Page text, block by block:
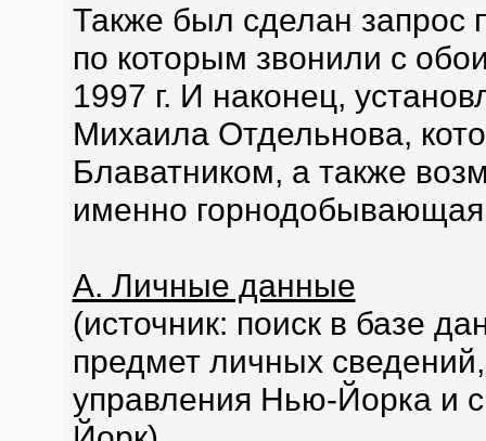
Также был сделан запрос
по которым звонили с
1997 г. И наконец,
Михаила Отдельнова,
Блаватником, а также
именно
А. Личные данные
(источник: поиск в базе
предмет личных
управления Нью-Йорка и